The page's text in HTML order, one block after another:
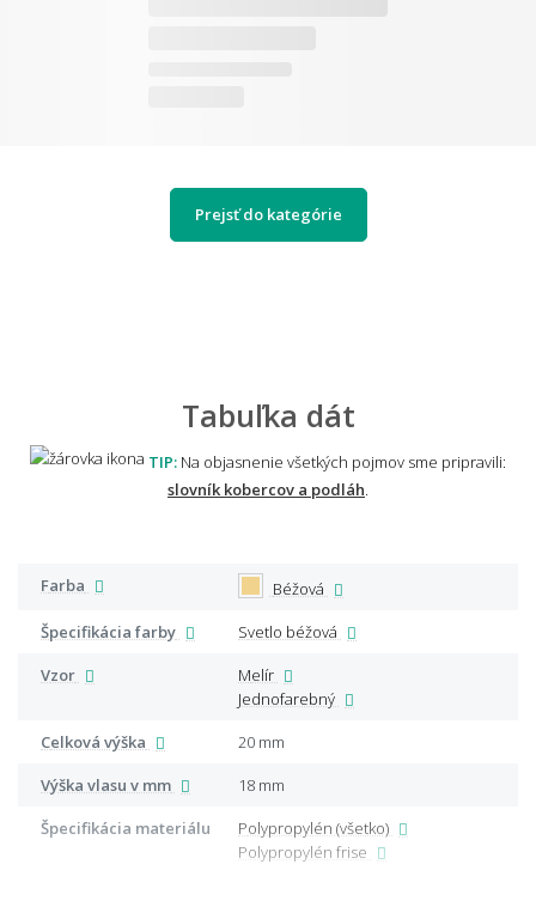
Prejsť do kategórie
Tabuľka dát
TIP: Na objasnenie všetkých pojmov sme pripravili:
slovník kobercov a podláh
Farba
Béžová
Špecifikácia farby
Svetlo béžová
Vzor
Melír
Jednofarebný
Celková výška
20 mm
Výška vlasu v mm
18 mm
Špecifikácia materiálu
Polypropylén (všetko)
Polypropylén frise